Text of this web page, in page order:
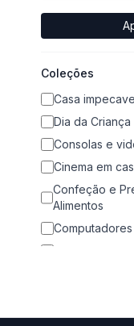
Coleções
Casa
Dia da Criança
Consolas e
Cinema em
Confeção e
Alimentos
Airfryers
Acessórios